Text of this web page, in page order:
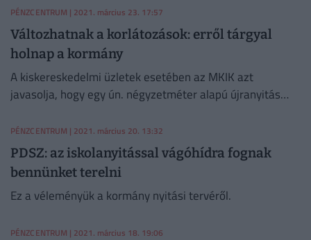
gyakoribb, hogy az érettségizett diákok kihagynak egy
évet az egyetem megkezdése előtt. Többségüknek éppen
ez a halasztás segít abban, hogy határozott döntést
tudjanak hozni abban, milyen szakon tanulnak tovább,
mik a céljaik az életben.
PÉNZCENTRUM | 2021. március 23. 17:57
Változhatnak a korlátozások: erről tárgyal
holnap a kormány
A kiskereskedelmi üzletek esetében az MKIK azt
javasolja, hogy egy ún. négyzetméter alapú újranyitás
PÉNZCENTRUM | 2021. március 20. 13:32
PDSZ: az iskolanyitással vágóhídra fognak
bennünket terelni
Ez a véleményük a kormány nyitási tervéről.
PÉNZCENTRUM | 2021. március 18. 19:06